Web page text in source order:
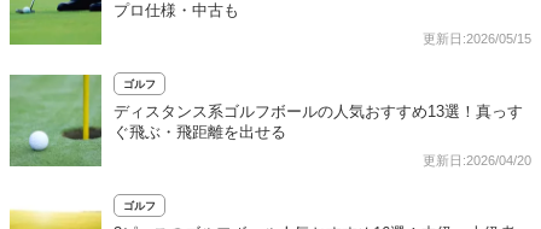
プロ仕様・中古も
更新日:2026/05/15
ゴルフ
ディスタンス系ゴルフボールの人気おすすめ13選！真っす
ぐ飛ぶ・飛距離を出せる
更新日:2026/04/20
ゴルフ